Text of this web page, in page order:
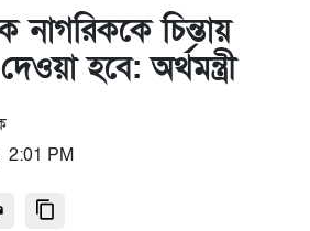
নাগরিককে চিন্তায়
হবে: অর্থমন্ত্রী
2:01 PM